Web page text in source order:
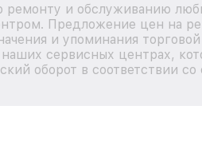
ремонту и обслуживанию
Предложение цен на
и упоминания
сервисных центрах,
оборот в соответствии